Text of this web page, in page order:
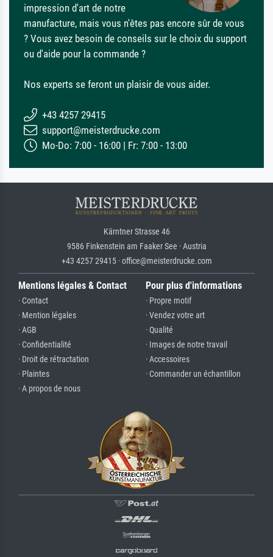
impression d'art de notre
manufacture, mais vous n'êtes pas encore sûr de vous
? Vous avez besoin de conseils sur le choix du support
ou d'aide pour la commande ?
Nos experts se feront un plaisir de vous aider.
+43 4257 29415
support@meisterdrucke.com
Mo-Do: 7:00 - 16:00 | Fr: 7:00 - 13:00
Kärntner Strasse 46
9586 Finkenstein am Faaker See · Austria
+43 4257 29415 · office@meisterdrucke.com
Mentions légales & Contact
· Contact
· Mention légales
· AGB
· Confidentialité
· Droit de rétractation
· Plaintes
· A propos de nous
Pour plus d'informations
· Propre motif
· Vendez votre art
· Qualité
· Images de notre travail
· Accessoires
· Commander un échantillon